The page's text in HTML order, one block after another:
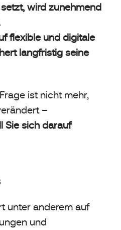
wird zunehmend
flexible und digitale
langfristig seine
ist nicht mehr,
–
Sie sich darauf
unter anderem auf
und